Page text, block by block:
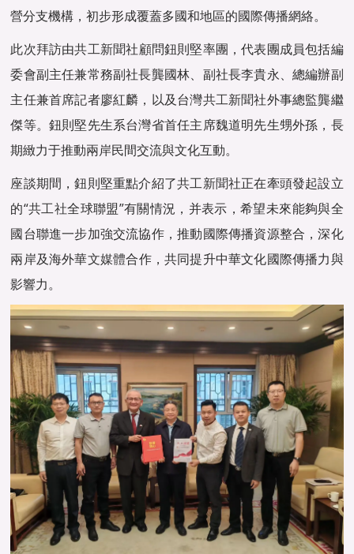
營分支機構，初步形成覆蓋多國和地區的國際傳播網絡。
此次拜訪由共工新聞社顧問鈕則堅率團，代表團成員包括編
委會副主任兼常務副社長龔國林、副社長李貴永、總編辦副
主任兼首席記者廖紅麟，以及台灣共工新聞社外事總監龔繼
傑等。鈕則堅先生系台灣省首任主席魏道明先生甥外孫，長
期緻力于推動兩岸民間交流與文化互動。
座談期間，鈕則堅重點介紹了共工新聞社正在牽頭發起設立
的“共工社全球聯盟”有關情況，并表示，希望未來能夠與全
國台聯進一步加強交流協作，推動國際傳播資源整合，深化
兩岸及海外華文媒體合作，共同提升中華文化國際傳播力與
影響力。